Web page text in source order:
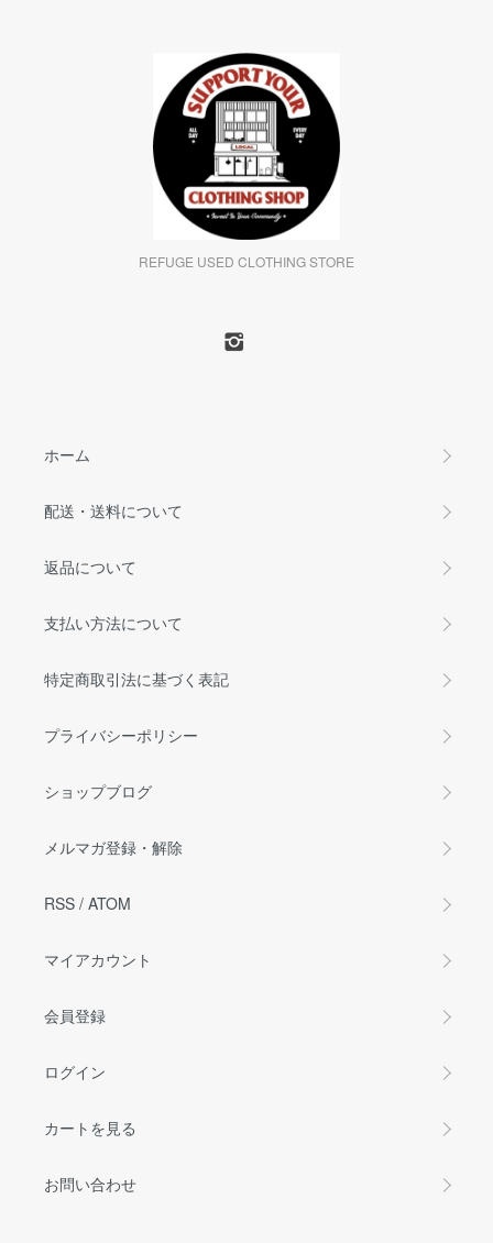
REFUGE USED CLOTHING STORE
ホーム
配送・送料について
返品について
支払い方法について
特定商取引法に基づく表記
プライバシーポリシー
ショップブログ
メルマガ登録・解除
RSS / ATOM
マイアカウント
会員登録
ログイン
カートを見る
お問い合わせ